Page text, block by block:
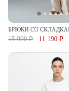
БРЮКИ СО
15 990 ₽ 11 190 ₽